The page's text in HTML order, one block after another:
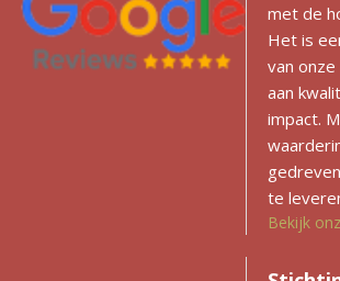
met de
Het is
van
aan
impact.
te
Bekijk